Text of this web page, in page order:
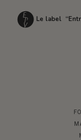
Le label